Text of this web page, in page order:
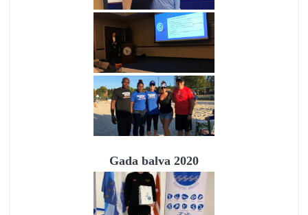
Gada balva 2020